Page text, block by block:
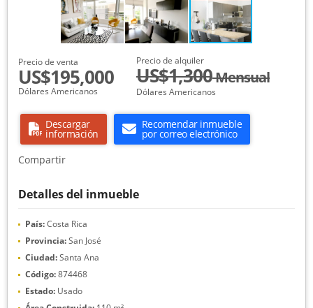
Precio de venta
US$195,000
Dólares Americanos
Precio de alquiler
US$1,300Mensual
Dólares Americanos
Descargar
información
Recomendar inmueble
por correo electrónico
Compartir
Detalles del inmueble
País:Costa Rica
Provincia:San José
Ciudad:Santa Ana
Código:874468
Estado: Usado